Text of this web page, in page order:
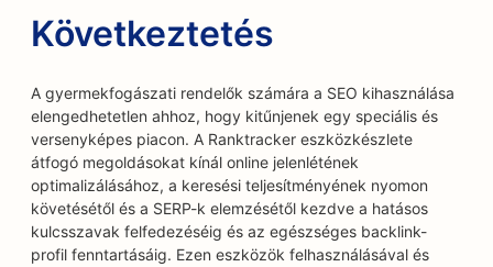
Következtetés
A gyermekfogászati rendelők számára a SEO kihasználása
elengedhetetlen ahhoz, hogy kitűnjenek egy speciális és
versenyképes piacon. A Ranktracker eszközkészlete
átfogó megoldásokat kínál online jelenlétének
optimalizálásához, a keresési teljesítményének nyomon
követésétől és a SERP-k elemzésétől kezdve a hatásos
kulcsszavak felfedezéséig és az egészséges backlink-
profil fenntartásáig. Ezen eszközök felhasználásával és